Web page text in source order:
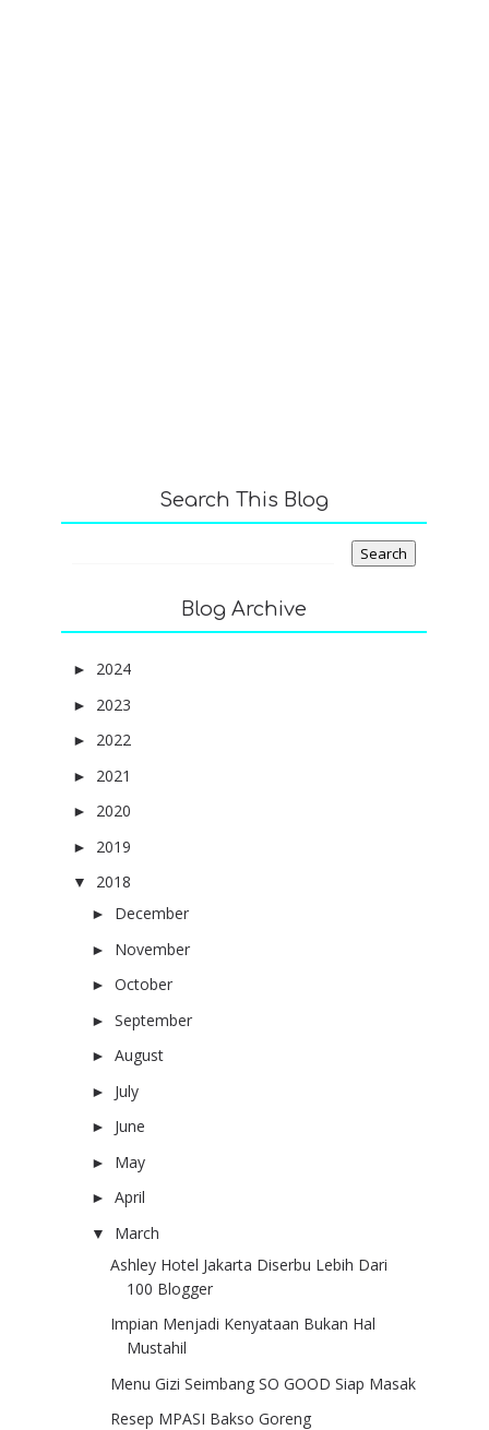
Search This Blog
Blog Archive
► 2024
► 2023
► 2022
► 2021
► 2020
► 2019
▼ 2018
► December
► November
►October
►September
►August
► July
► June
► May
►April
▼ March
Ashley Hotel Jakarta Diserbu Lebih Dari
100 Blogger
Impian Menjadi Kenyataan Bukan Hal
Mustahil
Menu Gizi Seimbang SO GOOD Siap Masak
Resep MPASI Bakso Goreng